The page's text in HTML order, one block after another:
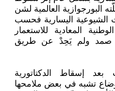
البورجوازية العالمية لشن
الشيوعية اليسارية فحسب
المعادية للاستعمار
صمد ولم يَحِدْ عن طريق
إسقاط الدكتاتورية
تشبه في بعض ملامحها